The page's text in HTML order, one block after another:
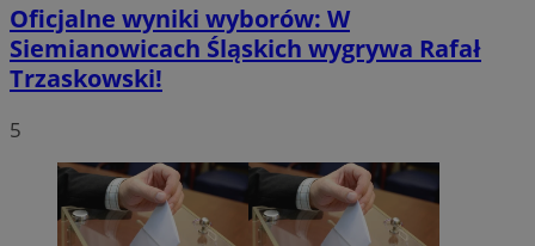
Oficjalne wyniki wyborów: W
Siemianowicach Śląskich wygrywa Rafał
Trzaskowski!
5